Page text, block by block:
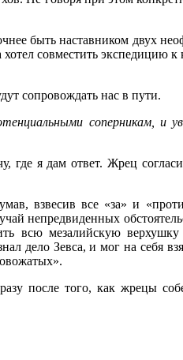
быть наставником двух
совместить экспедицию
сопровождать нас в пути.
соперникам, и
где я дам ответ. Жрец
взвесив все «за» и
непредвиденных
всю мезалийскую
дело Зевса, и мог на себя
после того, как жрецы